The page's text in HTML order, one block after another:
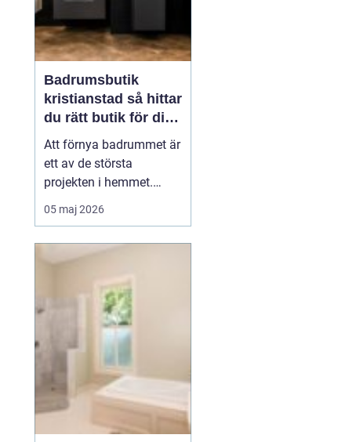
Badrumsbutik
kristianstad så hittar
du rätt butik för ditt
nya badrum
Att förnya badrummet är
ett av de största
projekten i hemmet.
Kostnaderna är ofta
höga, många beslut ska
hålla i många år. Många
badrumsbutik Kristia...
05 maj 2026